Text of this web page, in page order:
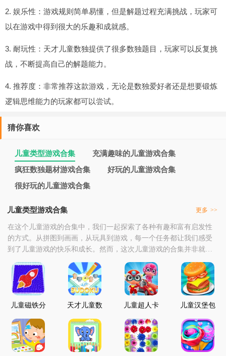
2. 娱乐性：游戏规则简单易懂，但是解题过程充满挑战，玩家可
以在游戏中得到很大的乐趣和成就感。
3. 耐玩性：天才儿童数独提供了很多数独题目，玩家可以反复挑
战，不断提高自己的解题能力。
4. 推荐度：非常推荐这款游戏，无论是数独爱好者还是想要锻炼
逻辑思维能力的玩家都可以尝试。
猜你喜欢
儿童类型游戏合集
充满趣味的儿童游戏合集
疯狂数独题材游戏合集
好玩的儿童游戏合集
很好玩的儿童游戏合集
儿童类型游戏合集 更多 >>
在这个儿童游戏的合集中，我们一起探索了各种有趣和富有启发性
的方式。从拼图到画画，从玩具到游戏，每一个任务都让我们感受
到了儿童游戏的快乐和成长。然而，这次儿童游戏的合集并非就此
结束。在游戏中，我们学习了如何更好地利用科技手段提高自己的
创意思维和团队协作能力，学会了如何在数字化时代中保持创新思
维和市场敏感性。这些经验将对我们未来的生活产生积极的影响。
在这个合集中，我们感谢每一个参与者的付出和努力，是你
儿童磁铁分
天才儿童数
儿童超人卡
儿童汉堡包